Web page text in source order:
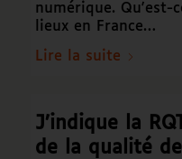
numérique. Qu'est-
lieux en France…
Lire la suite
J’indique la
de la qualité